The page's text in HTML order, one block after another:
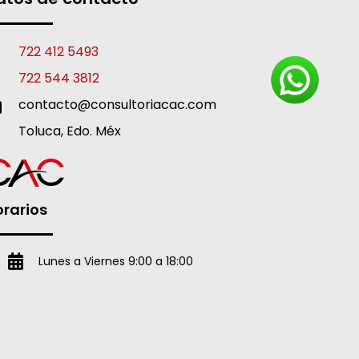
722 412 5493
722 544 3812
contacto@consultoriacac.com
Toluca, Edo. Méx
Lunes a Viernes 9:00 a 18:00